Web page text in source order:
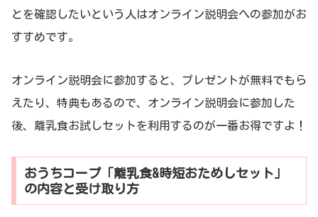
とを確認したいという人はオンライン説明会への参加がお
すすめです。
オンライン説明会に参加すると、プレゼントが無料でもら
えたり、特典もあるので、オンライン説明会に参加した
後、離乳食お試しセットを利用するのが一番お得ですよ！
おうちコープ「離乳食&時短おためしセット」
の内容と受け取り方